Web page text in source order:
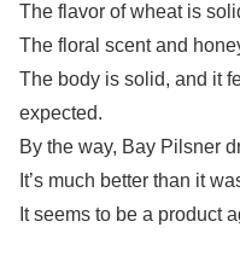
The flavor of wheat is
The floral scent and
The body is solid, and it
expected.
By the way, Bay Pilsner
It’s much better than it
It seems to be a product